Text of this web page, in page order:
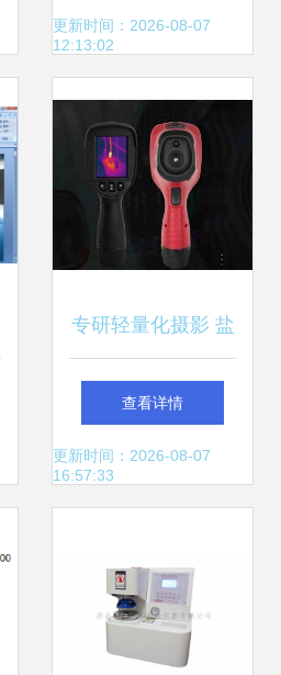
数码产品的完美封
更新时间：2026-08-07
12:13:02
专研轻量化摄影 盐
田光学相机配件的
安心拍档——深圳
态解析
查看详情
更新时间：2026-08-07
16:57:33